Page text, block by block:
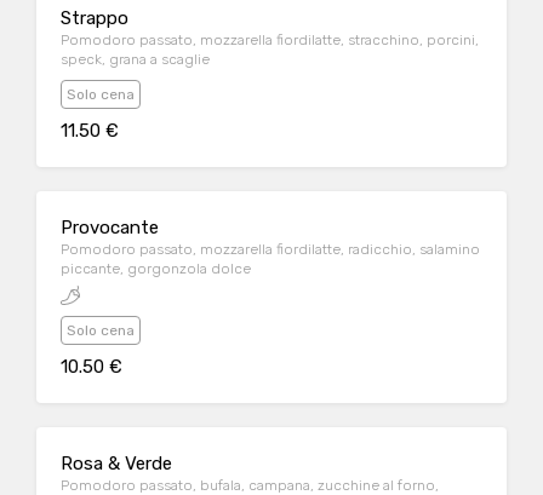
Strappo
Pomodoro passato, mozzarella fiordilatte, stracchino, porcini,
speck, grana a scaglie
Solo cena
11.50 €
Provocante
Pomodoro passato, mozzarella fiordilatte, radicchio, salamino
piccante, gorgonzola dolce
Solo cena
10.50 €
Rosa & Verde
Pomodoro passato, bufala, campana, zucchine al forno,